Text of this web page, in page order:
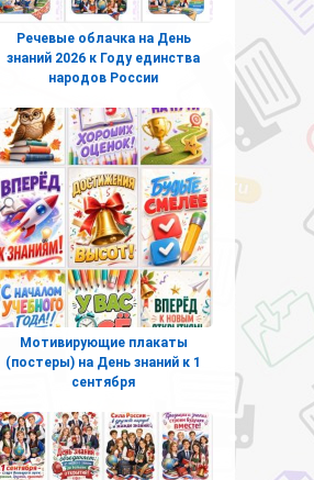
Речевые облачка на День
знаний 2026 к Году единства
народов России
Мотивирующие плакаты
(постеры) на День знаний к 1
сентября